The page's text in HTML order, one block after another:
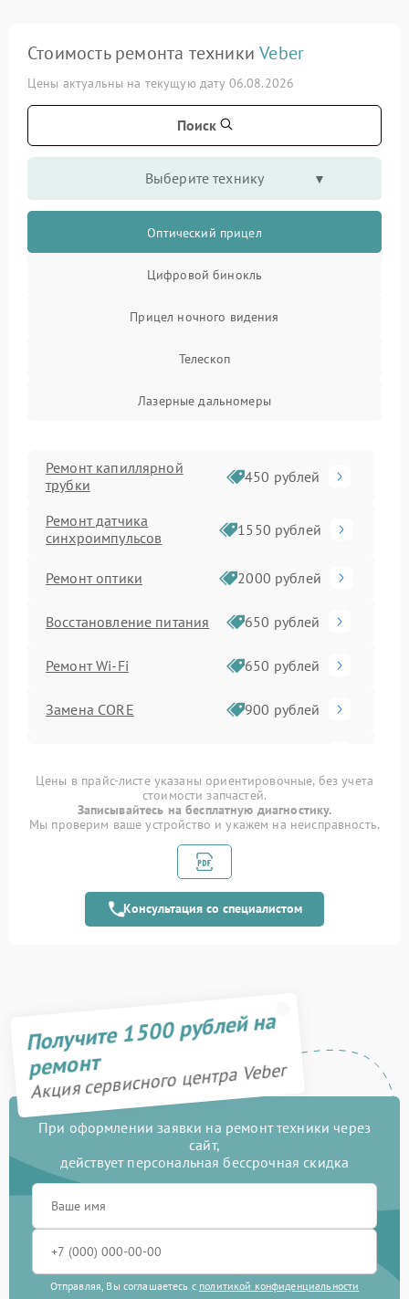
Стоимость ремонта техникиVeber
Цены актуальны на текущую дату 06.08.2026
Поиск
Выберите технику
Оптический прицел
Цифровой бинокль
Прицел ночного видения
Телескоп
Лазерные дальномеры
Ремонт капиллярной
трубки
450 рублей
Ремонт датчика
синхроимпульсов
1550 рублей
Ремонт оптики 2000 рублей
Восстановление питания 650 рублей
Ремонт Wi-Fi 650 рублей
Замена CORE 900 рублей
Замена аккумулятора 590 рублей
Ремонт встроенного
дальнометра и других
Замена матрицы 1100 рублей
Калибровка и настройка 750 рублей
Ремонт электронно-
лучевой трубки
1000 рублей
логики
Замена процессора
управления
Цены в прайс-листе указаны ориентировочные, без учета
стоимости запчастей.
Записывайтесь на бесплатную диагностику.
Мы проверим ваше устройство и укажем на неисправность.
Консультация со специалистом
Получите 1500 рублей на
ремонт
Акция сервисного центра Veber
При оформлении заявки на ремонт техники через
сайт,
действует персональная бессрочная скидка
Отправляя, Вы соглашаетесь с политикой конфиденциальности